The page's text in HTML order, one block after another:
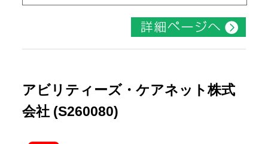
アビリティーズ・ケアネット株式
会社 (S260080)